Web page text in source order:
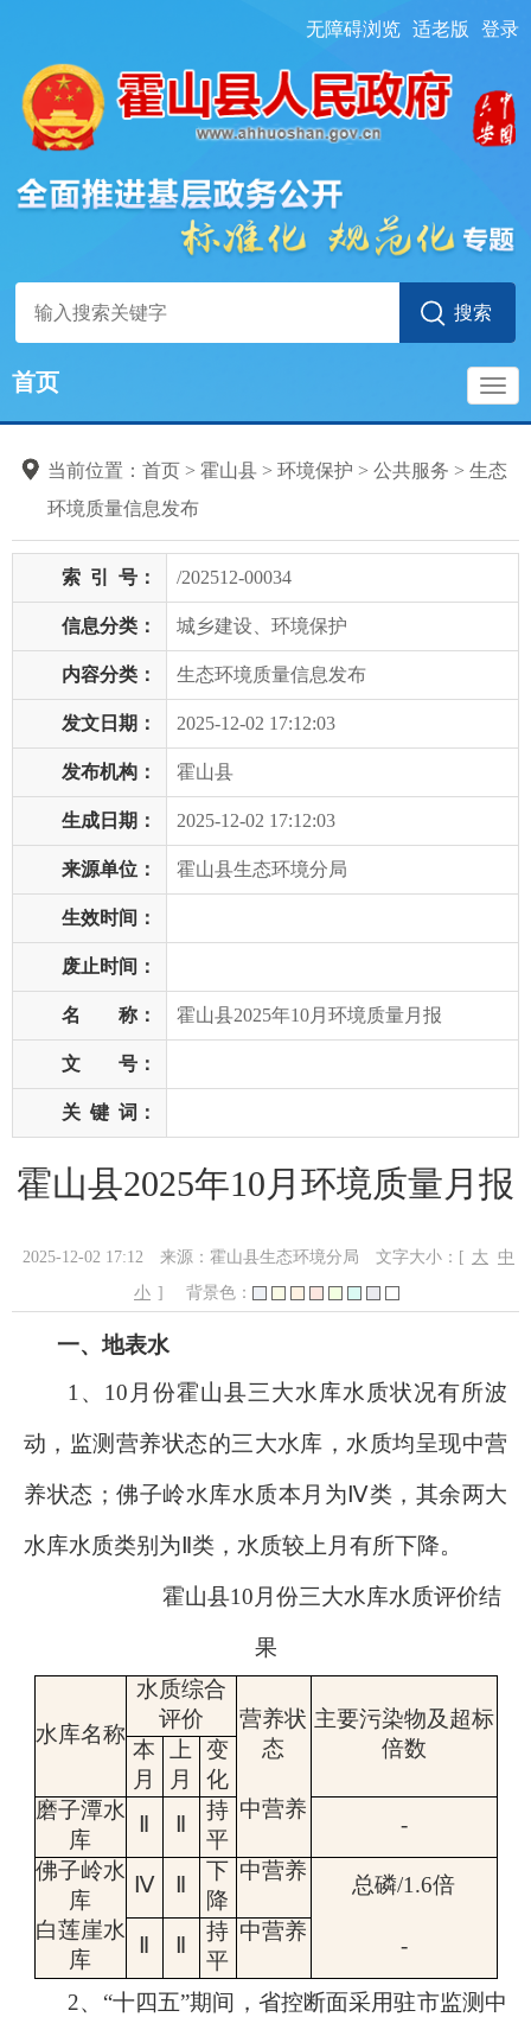
无障碍浏览 适老版 登录
首页
当前位置： 首页 > 霍山县 > 环境保护 > 公共服务 > 生态
环境质量信息发布
索 引 号： /202512-00034
信息分类： 城乡建设、环境保护
内容分类： 生态环境质量信息发布
发文日期： 2025-12-02 17:12:03
发布机构： 霍山县
生成日期： 2025-12-02 17:12:03
来源单位： 霍山县生态环境分局
生效时间：
废止时间：
名 称： 霍山县2025年10月环境质量月报
文 号：
关 键 词：
霍山县2025年10月环境质量月报
2025-12-02 17:12 来源：霍山县生态环境分局 文字大小：[ 大
中
小 ] 背景色：
一、地表水
1 、 10 月份霍山县三大水库水质状况有所波
动 ，监测营养状态的三大水库， 水质均呈现中营
养状态； 佛子岭水库水质本月为Ⅳ类，其余两大
水库水质类别为Ⅱ类 ， 水质较上月有所下降。
霍山县10 月份三大水库水质评价结
果
水库名称
水质综合
评价
营养状
态
主要污染物及超标
倍数
本
月
上
月
变
化
磨子潭水
库
Ⅱ Ⅱ
持
平
中营养
-
佛子岭水
库
Ⅳ Ⅱ
下
降
中营养
总磷/1.6倍
白莲崖水
库
Ⅱ Ⅱ
持
平
中营养
-
2、“十四五”期间， 省控断面采用驻市监测中